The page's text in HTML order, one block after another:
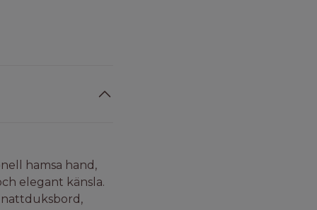
hamsa hand,
elegant känsla.
nattduksbord,